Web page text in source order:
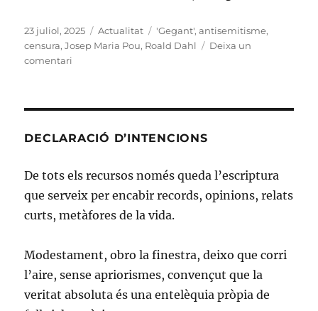
Publicat
el
23 juliol, 2025 Categories
Actualitat Etiquetes
'Gegant',antisemitisme,
censura,Josep Maria Pou, Roald Dahl
Deixa un
comentari
límits
crítica
DECLARACIÓ D’INTENCIONS
De tots els recursos només queda l’escriptura
que serveix per encabir records, opinions, relats
curts, metàfores de la vida.
Modestament, obro la finestra, deixo que corri
l’aire, sense apriorismes, convençut que la
veritat absoluta és una entelèquia pròpia de